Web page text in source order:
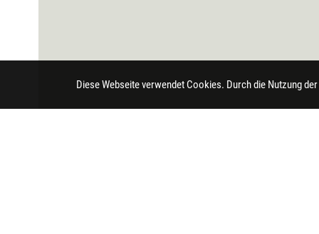
Diese Webseite verwendet Cookies. Durch die Nutzung